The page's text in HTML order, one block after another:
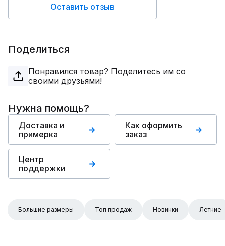
Оставить отзыв
Поделиться
Понравился товар? Поделитесь им со
своими друзьями!
Нужна помощь?
Доставка и
примерка
Как оформить
заказ
Центр
поддержки
Большие размеры Топ продаж Новинки Летние